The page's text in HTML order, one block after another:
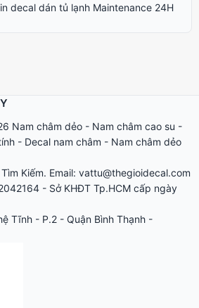
decal dán tủ lạnh Maintenance 24H
Nam châm dẻo - Nam châm cao su -
- Decal nam châm - Nam châm dẻo
Kiếm. Email: vattu@thegioidecal.com
- Sở KHĐT Tp.HCM cấp ngày
Tĩnh - P.2 - Quận Bình Thạnh -